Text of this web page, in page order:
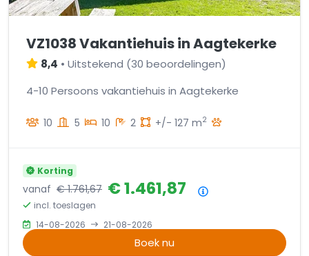
VZ1038 Vakantiehuis in Aagtekerke
8,4 • Uitstekend (30 beoordelingen)
4-10 Persoons vakantiehuis in Aagtekerke
10 5 10 2 +/- 127 m2
Korting
vanaf € 1.761,67 € 1.461,87
incl. toeslagen
14-08-2026
21-08-2026
Boek nu